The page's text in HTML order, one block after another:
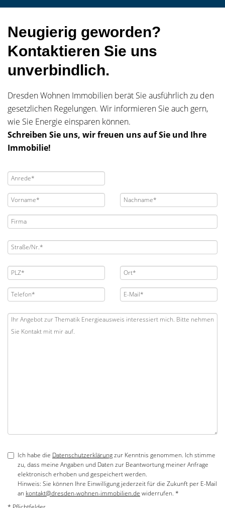
Neugierig geworden?
Kontaktieren Sie uns
unverbindlich.
Dresden Wohnen Immobilien berät Sie ausführlich zu den
gesetzlichen Regelungen. Wir informieren Sie auch gern,
wie Sie Energie einsparen können.
Schreiben Sie uns, wir freuen uns auf Sie und Ihre
Immobilie!
Ich habe die Datenschutzerklärungzur Kenntnis genommen. Ich stimme
zu, dass meine Angaben und Daten zur Beantwortung meiner Anfrage
elektronisch erhoben und gespeichert werden.
Hinweis: Sie können Ihre Einwilligung jederzeit für die Zukunft per E-Mail
an kontakt@dresden-wohnen-immobilien.de widerrufen. *